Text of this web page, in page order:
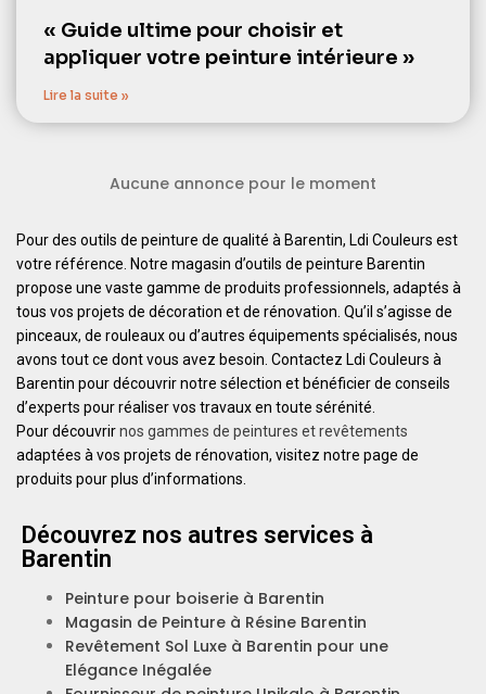
« Guide ultime pour choisir et
appliquer votre peinture intérieure »
Lire la suite »
Aucune annonce pour le moment
Pour des outils de peinture de qualité à Barentin, Ldi Couleurs est
votre référence. Notre magasin d’outils de peinture Barentin
propose une vaste gamme de produits professionnels, adaptés à
tous vos projets de décoration et de rénovation. Qu’il s’agisse de
pinceaux, de rouleaux ou d’autres équipements spécialisés, nous
avons tout ce dont vous avez besoin. Contactez Ldi Couleurs à
Barentin pour découvrir notre sélection et bénéficier de conseils
d’experts pour réaliser vos travaux en toute sérénité.
Pour découvrirnos gammes de peintures et revêtements
adaptées à vos projets de rénovation, visitez notre page de
produits pour plus d’informations.
Découvrez nos autres services à
Barentin
Peinture pour boiserie à Barentin
Magasin de Peinture à Résine Barentin
Revêtement Sol Luxe à Barentin pour une
Elégance Inégalée